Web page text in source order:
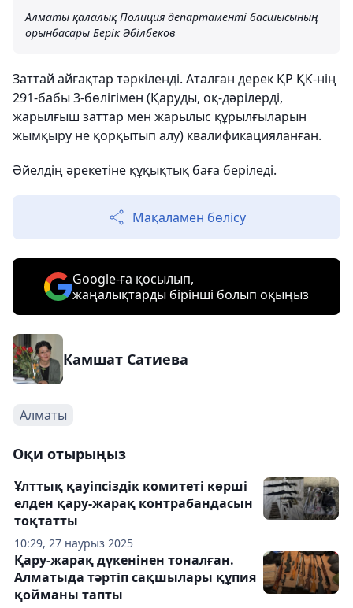
Алматы қалалық Полиция департаменті басшысының
орынбасары Берік Әбілбеков
Заттай айғақтар тәркіленді. Аталған дерек ҚР ҚК-нің
291-бабы 3-бөлігімен (Қаруды, оқ-дәрілердi,
жарылғыш заттар мен жарылыс құрылғыларын
жымқыру не қорқытып алу) квалификацияланған.
Әйелдің әрекетіне құқықтық баға беріледі.
Мақаламен бөлісу
Google-ға қосылып,
жаңалықтарды бірінші болып оқыңыз
Камшат Сатиева
Алматы
Оқи отырыңыз
10:29, 27 наурыз 2025
Ұлттық қауіпсіздік комитеті көрші
елден қару-жарақ контрабандасын
тоқтатты
Қару-жарақ дүкенінен тоналған.
Алматыда тәртіп сақшылары құпия
қойманы тапты